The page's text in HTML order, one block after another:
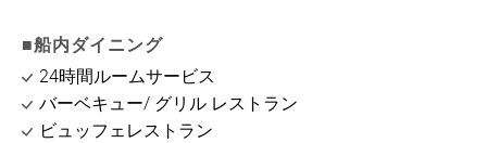
■船内ダイニング
24時間ルームサービス
バーベキュー/ グリル レストラン
ビュッフェレストラン